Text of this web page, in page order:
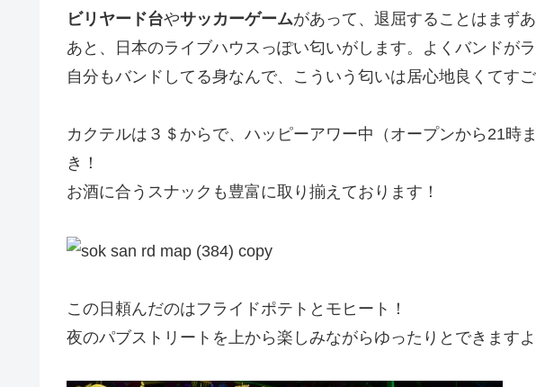
ビリヤード台やサッカーゲームがあって、退屈することはまずあ
あと、日本のライブハウスっぽい匂いがします。よくバンドが
自分もバンドしてる身なんで、こういう匂いは居心地良くてす
カクテルは３＄からで、ハッピーアワー中（オープンから21時
き！
お酒に合うスナックも豊富に取り揃えております！
この日頼んだのはフライドポテトとモヒート！
夜のパブストリートを上から楽しみながらゆったりとできます